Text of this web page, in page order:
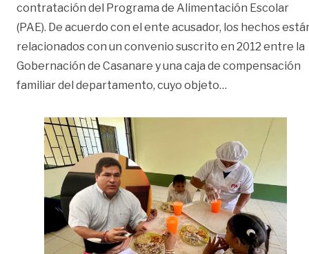
contratación del Programa de Alimentación Escolar
(PAE). De acuerdo con el ente acusador, los hechos
relacionados con un convenio suscrito en 2012 entre la
Gobernación de Casanare y una caja de compensación
familiar del departamento, cuyo objeto…